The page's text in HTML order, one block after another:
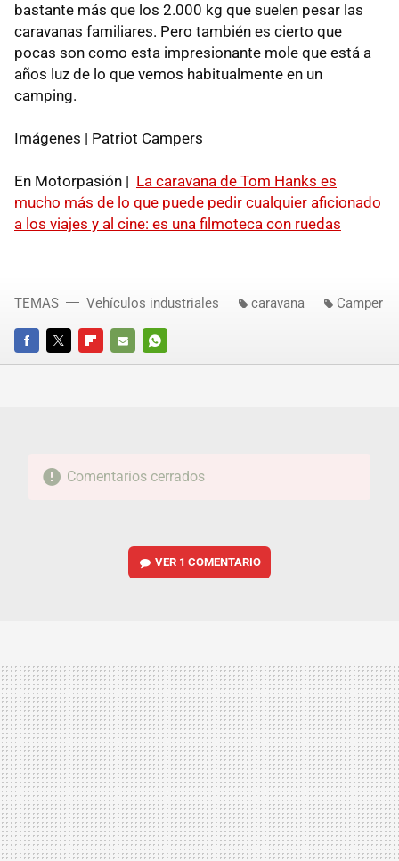
bastante más que los 2.000 kg que suelen pesar las
caravanas familiares. Pero también es cierto que
pocas son como esta impresionante mole que está a
años luz de lo que vemos habitualmente en un
camping.
Imágenes | Patriot Campers
En Motorpasión | La caravana de Tom Hanks es
mucho más de lo que puede pedir cualquier aficionado
a los viajes y al cine: es una filmoteca con ruedas
FACEBOOKTWITTERFLIPBOARD
E-
WHATSAPP
TEMAS Vehículos industriales caravana Camper
Comentarios cerrados
VER 1 COMENTARIO